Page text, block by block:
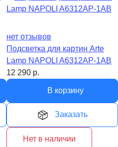
нет отзывов
Подсветка для картин Arte
Lamp NAPOLI A6312AP-1AB
12 290 р.
В корзину
Заказать
Нет в наличии